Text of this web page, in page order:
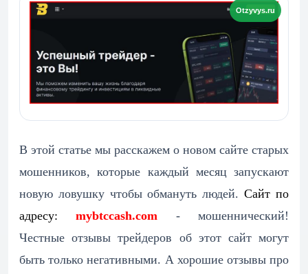
В этой статье мы расскажем о новом сайте старых
мошенников, которые каждый месяц запускают
новую ловушку чтобы обмануть людей. Сайт по
адресу: mybtccash.com - мошеннический!
Честные отзывы трейдеров об этот сайт могут
быть только негативными. А хорошие отзывы про